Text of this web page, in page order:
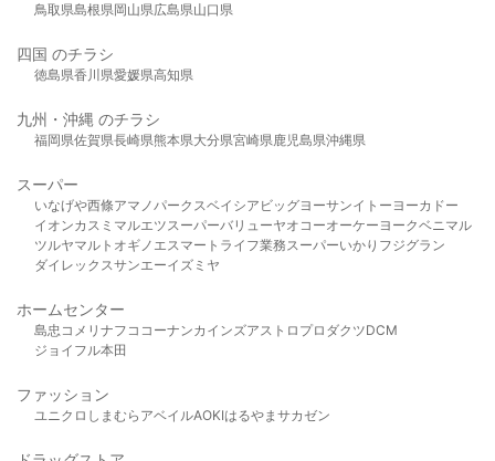
鳥取県島根県岡山県広島県山口県
四国 のチラシ
徳島県香川県愛媛県高知県
九州・沖縄 のチラシ
福岡県佐賀県長崎県熊本県大分県宮崎県鹿児島県沖縄県
スーパー
いなげや西條アマノパークスベイシア ビッグヨーサンイトーヨーカドー
イオンカスミ マルエツスーパーバリューヤオコーオーケー ヨークベニマル
ツルヤマルト オギノ エスマート ライフ業務スーパーいかり フジグラン
ダイレックスサンエーイズミヤ
ホームセンター
島忠 コメリ ナフコ コーナンカインズアストロプロダクツDCM
ジョイフル本田
ファッション
ユニクロ しまむら アベイルAOKIはるやま サカゼン